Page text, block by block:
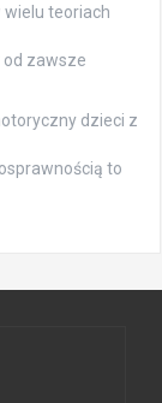
teoriach
od zawsze
dzieci z
to